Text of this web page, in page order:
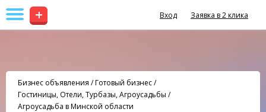
+ Вход Заявка в 2 клика
Бизнес объявления /Готовый бизнес/
Гостиницы, Отели, Турбазы, Агроусадьбы /
Агроусадьба в Минской области